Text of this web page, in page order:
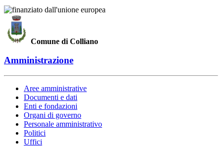
Comune di Colliano
Amministrazione
Aree amministrative
Documenti e dati
Enti e fondazioni
Organi di governo
Personale amministrativo
Politici
Uffici